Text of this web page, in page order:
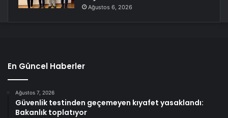
Ağustos 6, 2026
En Güncel Haberler
Ağustos 7, 2026
Güvenlik testinden geçemeyen kıyafet yasaklandı:
Bakanlık toplatıyor